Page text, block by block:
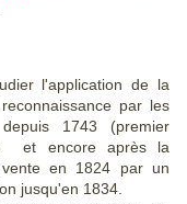
l'application de la
par les
1743 (premier
et encore après la
en 1824 par un
jusqu'en 1834.